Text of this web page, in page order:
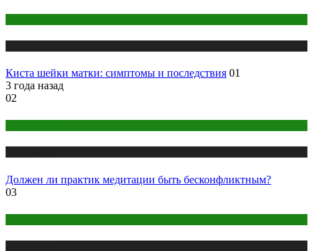
Киста шейки матки: симптомы и последствия 01
3 года назад
02
Должен ли практик медитации быть бесконфликтным?
03